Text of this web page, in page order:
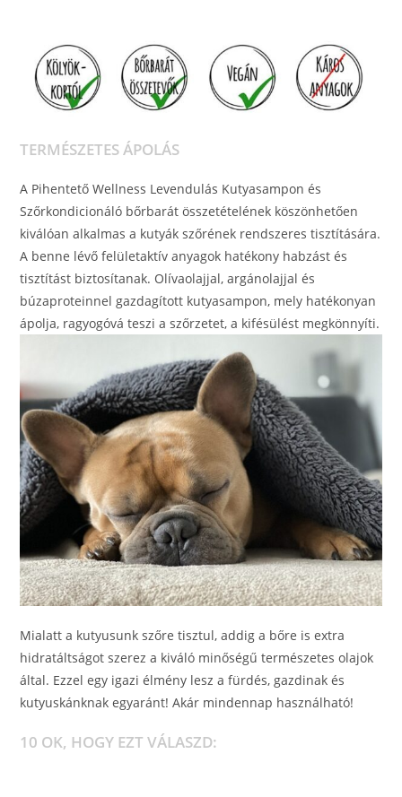
TERMÉSZETES ÁPOLÁS
A Pihentető Wellness Levendulás Kutyasampon és
Szőrkondicionáló bőrbarát összetételének köszönhetően
kiválóan alkalmas a kutyák szőrének rendszeres tisztítására.
A benne lévő felületaktív anyagok hatékony habzást és
tisztítást biztosítanak. Olívaolajjal, argánolajjal és
búzaproteinnel gazdagított kutyasampon, mely hatékonyan
ápolja, ragyogóvá teszi a szőrzetet, a kifésülést megkönnyíti.
Mialatt a kutyusunk szőre tisztul, addig a bőre is extra
hidratáltságot szerez a kiváló minőségű természetes olajok
által. Ezzel egy igazi élmény lesz a fürdés, gazdinak és
kutyuskánknak egyaránt! Akár mindennap használható!
10 OK, HOGY EZT VÁLASZD: